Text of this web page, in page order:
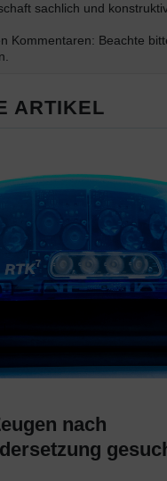
sachlich und
Kommentaren: Beachte
ARTIKEL
nach